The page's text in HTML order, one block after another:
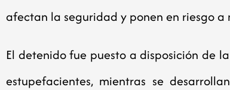
afectan la seguridad y ponen en riesgo a
El detenido fue puesto a disposición de
estupefacientes, mientras se